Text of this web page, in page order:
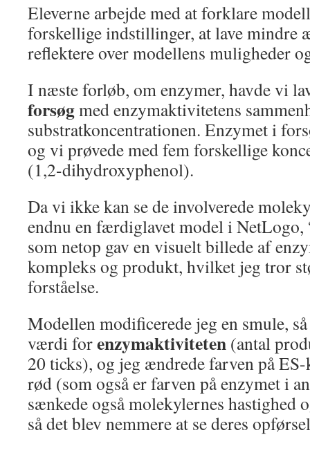
Eleverne arbejde med at forklare
forskellige indstillinger, at lave mindre
reflektere over modellens muligheder
I næste forløb, om enzymer, havde vi
forsøgmed enzymaktivitetens
substratkoncentrationen. Enzymet i
og vi prøvede med fem forskellige
(1,2-dihydroxyphenol).
Da vi ikke kan se de involverede
endnu en færdiglavet model i NetLogo,
som netop gav en visuelt billede af
kompleks og produkt, hvilket jeg tror
forståelse.
Modellen modificerede jeg en smule,
værdi forenzymaktiviteten (antal
20 ticks), og jeg ændrede farven på
rød (som også er farven på enzymet i
sænkede også molekylernes hastighed
så det blev nemmere at se deres